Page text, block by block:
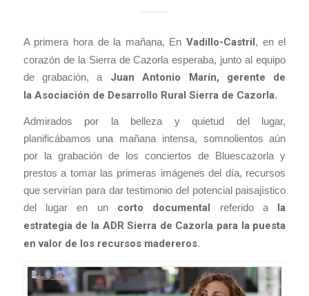
A primera hora de la mañana, EnVadillo-Castril, en el
corazón de la Sierra de Cazorla esperaba, junto al equipo
de grabación, a Juan Antonio Marín, gerente de
la Asociación de Desarrollo Rural Sierra de Cazorla.
Admirados por la belleza y quietud del lugar,
planificábamos una mañana intensa, somnolientos aún
por la grabación de los conciertos de Bluescazorla y
prestos a tomar las primeras imágenes del día, recursos
que servirían para dar testimonio del potencial paisajístico
del lugar en un corto documental referido a
la
estrategia de la ADR Sierra de Cazorla para la puesta
en valor de los recursos madereros.